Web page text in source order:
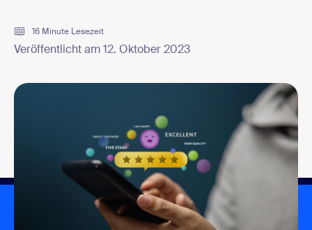
16 Minute Lesezeit
Veröffentlicht am 12. Oktober 2023